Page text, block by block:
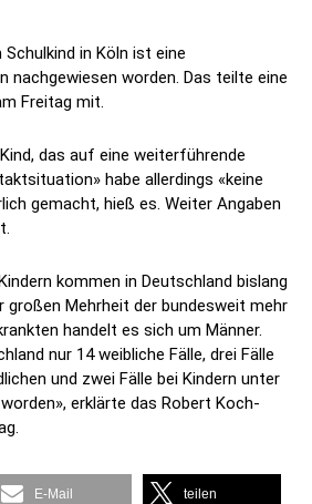
in Köln ist eine
worden. Das teilte eine
Freitag mit.
das auf eine weiterführende
habe allerdings «keine
gemacht, hieß es. Weiter Angaben
kommen in Deutschland bislang
großen Mehrheit der bundesweit mehr
handelt es sich um Männer.
nur 14 weibliche Fälle, drei Fälle
und zwei Fälle bei Kindern unter
erklärte das Robert Koch-
E-Mail teilen